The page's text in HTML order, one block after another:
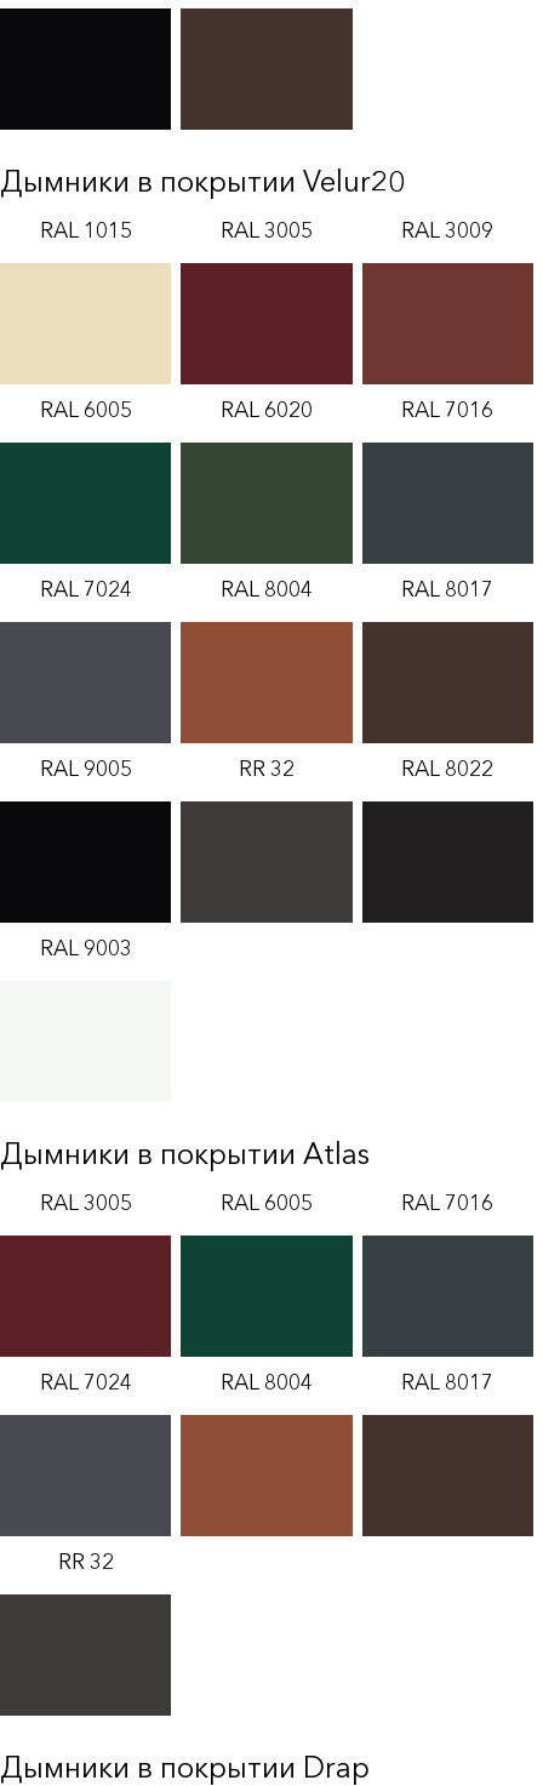
Дымники в покрытии Velur20
RAL 1015 RAL 3005 RAL 3009
RAL 6005 RAL 6020 RAL 7016
RAL 7024 RAL 8004 RAL 8017
RAL 9005 RR 32 RAL 8022
RAL 9003
Дымники в покрытии Atlas
RAL 3005 RAL 6005 RAL 7016
RAL 7024 RAL 8004 RAL 8017
RR 32
Дымники в покрытии Drap